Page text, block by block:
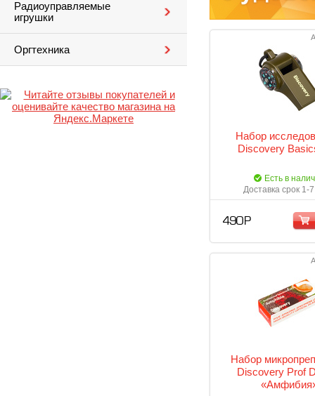
Радиоуправляемые
игрушки
Оргтехника
Набор
Discovery
Есть в
Доставка срок 1-
490 Р
Набор
Discovery Prof